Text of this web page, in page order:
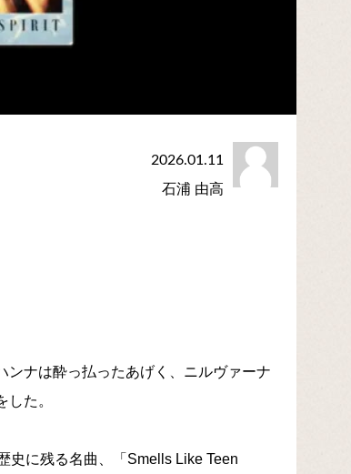
2026.01.11
石浦 由高
ンナは酔っ払ったあげく、ニルヴァーナ
た。
史に残る名曲、「Smells Like Teen